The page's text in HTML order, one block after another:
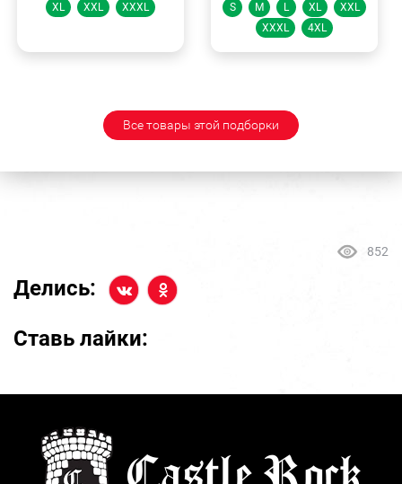
XL
XXL XXXL
S
M L XL
XXL
XXXL
4XL
Все товары этой подборки
852
Делись:
Ставь лайки: